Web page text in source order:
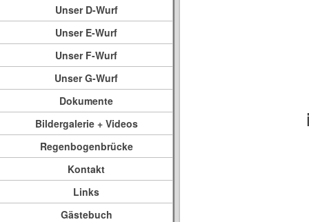
Unser D-Wurf
Unser E-Wurf
Unser F-Wurf
Unser G-Wurf
Dokumente
Bildergalerie + Videos
Regenbogenbrücke
Kontakt
Links
Gästebuch